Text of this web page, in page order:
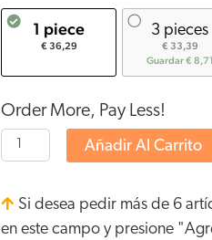
1 piece
€ 36,29
3 pieces
€ 33,39
Guardar € 8,71
Order More, Pay Less!
cantidad
Añadir Al Carrito
Si desea pedir más de 6
en este campo y presione